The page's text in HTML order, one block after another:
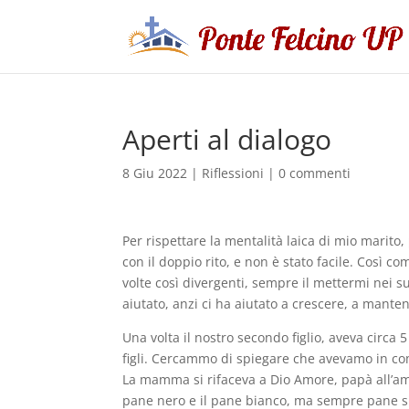
Aperti al dialogo
8 Giu 2022 | Riflessioni |0 commenti
Per rispettare la mentalità laica di mio
con il doppio rito, e non è stato facile. Così
volte così divergenti, sempre il mettermi nei
aiutato, anzi ci ha aiutato a crescere, a
Una volta il nostro secondo figlio, aveva circa
figli. Cercammo di spiegare che avevamo in
La mamma si rifaceva a Dio Amore, papà
pane nero e il pane bianco, ma sempre pane